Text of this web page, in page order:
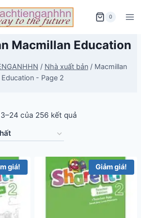
0
Macmillan Education
/ Nhà xuất bản / Macmillan
Education- Page 2
của 256 kết quảĐã
theo
mới
nhất
giá! Giảm giá!